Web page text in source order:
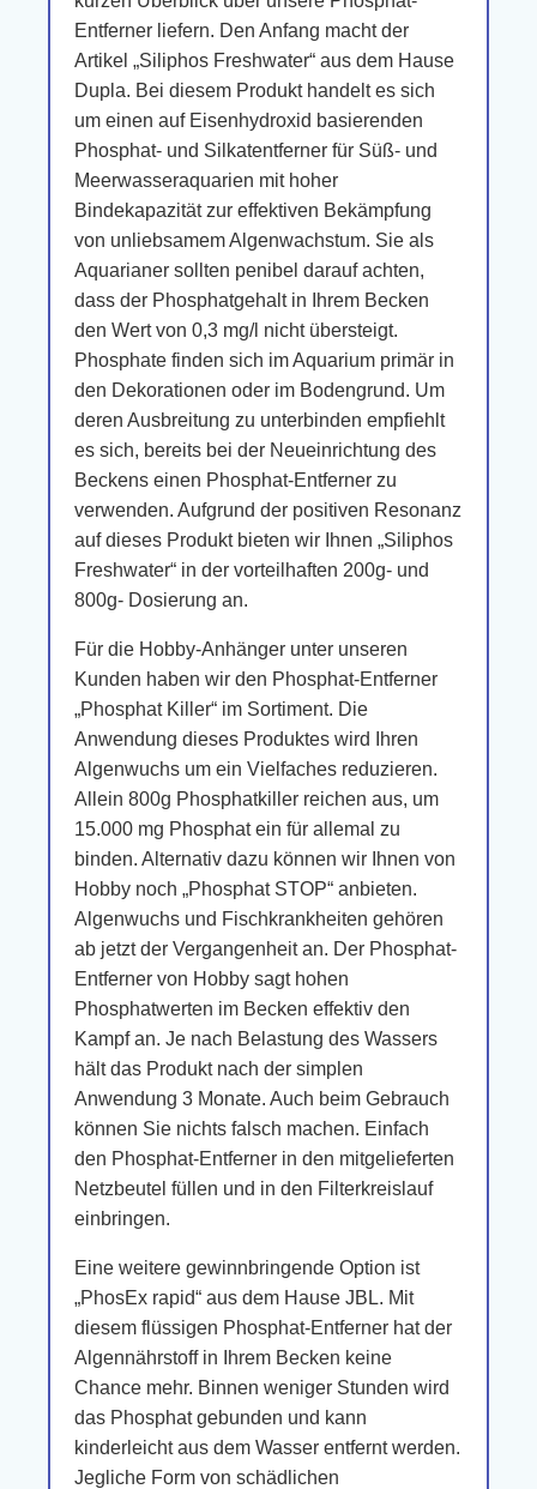
Entferner liefern. Den Anfang macht der
Artikel „Siliphos Freshwater“ aus dem Hause
Dupla. Bei diesem Produkt handelt es sich
um einen auf Eisenhydroxid basierenden
Phosphat- und Silkatentferner für Süß- und
Meerwasseraquarien mit hoher
Bindekapazität zur effektiven Bekämpfung
von unliebsamem Algenwachstum. Sie als
Aquarianer sollten penibel darauf achten,
dass der Phosphatgehalt in Ihrem Becken
den Wert von 0,3 mg/l nicht übersteigt.
Phosphate finden sich im Aquarium primär in
den Dekorationen oder im Bodengrund. Um
deren Ausbreitung zu unterbinden empfiehlt
es sich, bereits bei der Neueinrichtung des
Beckens einen Phosphat-Entferner zu
verwenden. Aufgrund der positiven Resonanz
auf dieses Produkt bieten wir Ihnen „Siliphos
Freshwater“ in der vorteilhaften 200g- und
800g- Dosierung an.
Für die Hobby-Anhänger unter unseren
Kunden haben wir den Phosphat-Entferner
„Phosphat Killer“ im Sortiment. Die
Anwendung dieses Produktes wird Ihren
Algenwuchs um ein Vielfaches reduzieren.
Allein 800g Phosphatkiller reichen aus, um
15.000 mg Phosphat ein für allemal zu
binden. Alternativ dazu können wir Ihnen von
Hobby noch „Phosphat STOP“ anbieten.
Algenwuchs und Fischkrankheiten gehören
ab jetzt der Vergangenheit an. Der Phosphat-
Entferner von Hobby sagt hohen
Phosphatwerten im Becken effektiv den
Kampf an. Je nach Belastung des Wassers
hält das Produkt nach der simplen
Anwendung 3 Monate. Auch beim Gebrauch
können Sie nichts falsch machen. Einfach
den Phosphat-Entferner in den mitgelieferten
Netzbeutel füllen und in den Filterkreislauf
einbringen.
Eine weitere gewinnbringende Option ist
„PhosEx rapid“ aus dem Hause JBL. Mit
diesem flüssigen Phosphat-Entferner hat der
Algennährstoff in Ihrem Becken keine
Chance mehr. Binnen weniger Stunden wird
das Phosphat gebunden und kann
kinderleicht aus dem Wasser entfernt werden.
Jegliche Form von schädlichen